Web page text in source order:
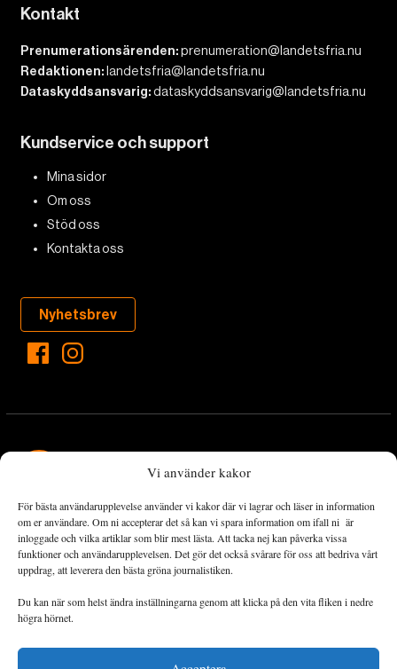
Vi använder kakor
För bästa användarupplevelse använder vi kakor där vi lagrar och läser in information
om er användare. Om ni accepterar det så kan vi spara information om ifall ni är
inloggade och vilka artiklar som blir mest lästa. Att tacka nej kan påverka vissa
funktioner och användarupplevelsen. Det gör det också svårare för oss att bedriva vårt
uppdrag, att leverera den bästa gröna journalistiken.
Du kan när som helst ändra inställningarna genom att klicka på den vita fliken i nedre
högra hörnet.
Kontakt
Prenumerationsärenden:prenumeration@landetsfria.nu
Redaktionen: landetsfria@landetsfria.nu
Dataskyddsansvarig:dataskyddsansvarig@landetsfria.nu
Kundservice och support
Mina sidor
Om oss
Stöd oss
Kontakta oss
Nyhetsbrev
Landets Fria Tidning är en nyhetstidning med bred bevakning av
det viktigaste som händer lokalt och globalt och med fokus på
omställningsrörelsen. En omställning till ett hållbart samhälle går
både via starka och lika rättigheter för alla människor, minskade
ekonomiska och sociala klyftor, samt utrymme för allt levande att
utvecklas och frodas.